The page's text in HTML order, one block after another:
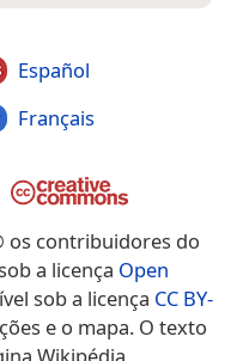
Español
Français
os contribuidores do
a licença Open
sob a licença CC BY-
e o mapa. O texto